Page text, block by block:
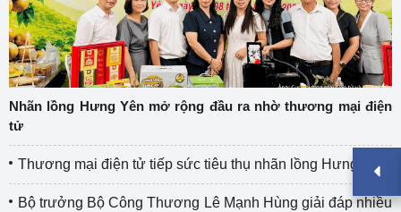
Nhãn lồng Hưng Yên mở rộng đầu ra nhờ thương mại điện
tử
Thương mại điện tử tiếp sức tiêu thụ nhãn lồng Hưng Yên
Bộ trưởng Bộ Công Thương Lê Mạnh Hùng giải đáp nhiều